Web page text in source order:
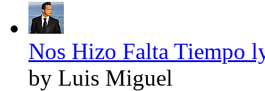
Nos Hizo Falta Tiempo
by Luis Miguel